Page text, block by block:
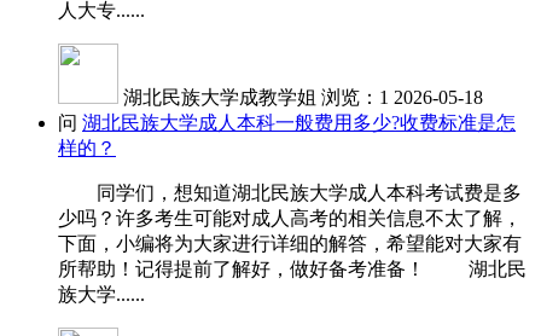
人大专......
湖北民族大学成教学姐 浏览：1 2026-05-18
问 湖北民族大学成人本科一般费用多少?收费标准是怎
样的？
同学们，想知道湖北民族大学成人本科考试费是多
少吗？许多考生可能对成人高考的相关信息不太了解，
下面，小编将为大家进行详细的解答，希望能对大家有
所帮助！记得提前了解好，做好备考准备！ 湖北民
族大学......